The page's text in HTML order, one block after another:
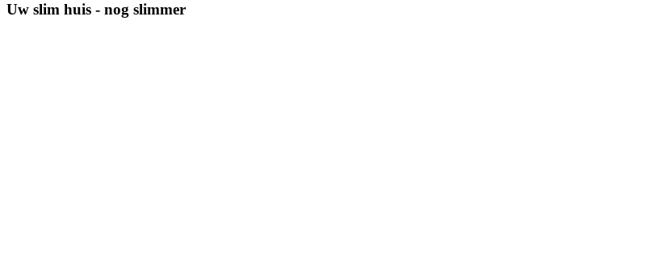
Uw slim huis - nog slimmer